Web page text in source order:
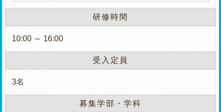
研修時間
10:00 ～ 16:00
受入定員
3名
募集学部・学科